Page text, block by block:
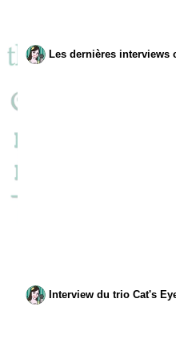
Les dernières interviews
Interview du trio Cat's